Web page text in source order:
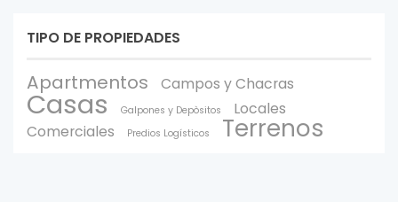
TIPO DE PROPIEDADES
Apartmentos Campos y Chacras
Casas Galpones y Depòsitos
Locales
Comerciales
Predios Logísticos Terrenos